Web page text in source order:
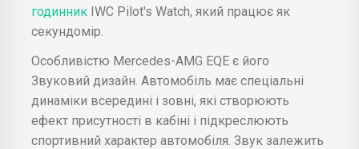
годинник IWC Pilot's Watch, який працює як
секундомір.
Особливістю Mercedes-AMG EQE є його
Звуковий дизайн. Автомобіль має спеціальні
динаміки всередині і зовні, які створюють
ефект присутності в кабіні і підкреслюють
спортивний характер автомобіля. Звук залежить